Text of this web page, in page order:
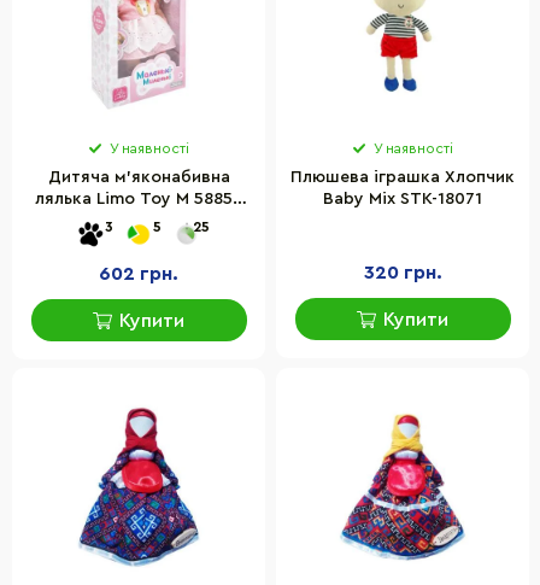
У наявності
Дитяча м'яконабивна
лялька Limo Toy M 5885 I
UA(Pink) 33 см, музичні
ефекти
3 5 25
602 грн.
Купити
У наявності
Плюшева іграшка Хлопчик
Baby Mix STK-18071
320 грн.
Купити